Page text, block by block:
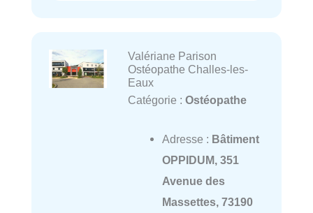
Valériane Parison
Ostéopathe Challes-les-
Eaux
Catégorie : Ostéopathe
Adresse : Bâtiment
OPPIDUM, 351
Avenue des
Massettes, 73190